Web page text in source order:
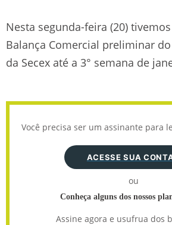
Nesta segunda-feira (20)
Balança Comercial preliminar
da Secex até a 3° semana de
Você precisa ser um assinante para
ACESSE SUA
ou
Conheça alguns dos nossos
Assine agora e usufrua dos